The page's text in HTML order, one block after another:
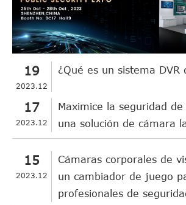
19
2023.12
¿Qué es un sistema DVR
17
2023.12
Maximice la seguridad
una solución de cámara
15
2023.12
Cámaras corporales de
un cambiador de juego
profesionales de